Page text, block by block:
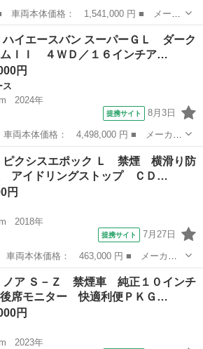
アクア ■ グレード名： クロスオー
ックカメラ ドラレコ ＥＴＣ Ｂｌｕ
ハイエースバン スーパーＧＬ ダーク
ムＩＩ ４ＷＤ／１６インチア…
円
ス
2024年
提携サイト 8月3日
ハイエースバン ■ グレード名： スー
ＩＩ ４ＷＤ／１６インチアルミ／ベッド
ース
ピクシスエポック Ｌ 禁煙 横滑り防
アイドリングストップ ＣＤ…
円
2018年
提携サイト 7月27日
ピクシスエポック ■ グレード名：
アイドリングストップ ＣＤ キーレス
ノア Ｓ－Ｚ 禁煙車 純正１０インチ
席モニター 快適利便ＰＫＧ…
円
2023年